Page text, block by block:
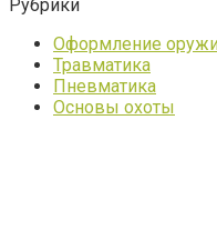
Рубрики
Оформление
Травматика
Пневматика
Основы охоты